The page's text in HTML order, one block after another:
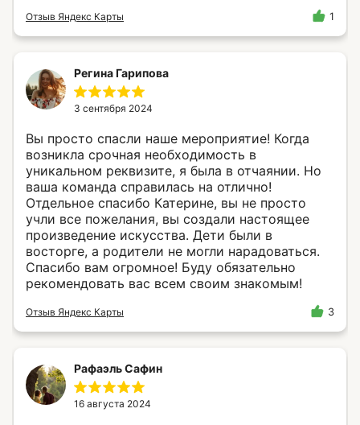
Отзыв Яндекс Карты 1
Регина Гарипова
3 сентября 2024
Вы просто спасли наше мероприятие! Когда
возникла срочная необходимость в
уникальном реквизите, я была в отчаянии. Но
ваша команда справилась на отлично!
Отдельное спасибо Катерине, вы не просто
учли все пожелания, вы создали настоящее
произведение искусства. Дети были в
восторге, а родители не могли нарадоваться.
Спасибо вам огромное! Буду обязательно
рекомендовать вас всем своим знакомым!
Отзыв Яндекс Карты 3
Рафаэль Сафин
16 августа 2024